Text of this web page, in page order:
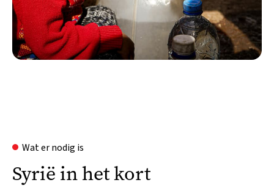
Wat er nodig is
Syrië in het kort